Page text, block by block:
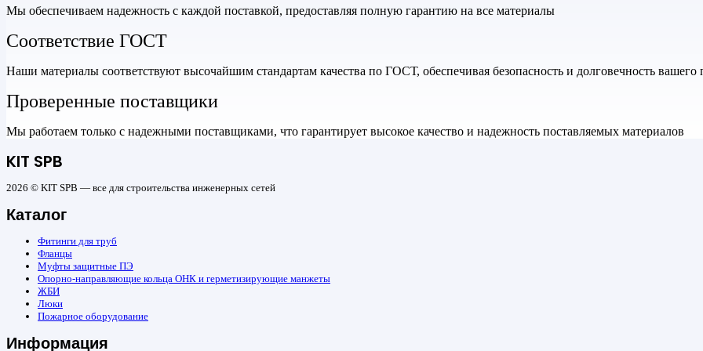
Мы обеспечиваем надежность с каждой поставкой, предоставляя полную гарантию на все материалы
Соответствие ГОСТ
Наши материалы соответствуют высочайшим стандартам качества по ГОСТ, обеспечивая безопасность и долговечность вашего
Проверенные поставщики
Мы работаем только с надежными поставщиками, что гарантирует высокое качество и надежность поставляемых материалов
KIT SPB
2026 © KIT SPB — все для строительства инженерных сетей
Каталог
Фитинги для труб
Фланцы
Муфты защитные ПЭ
Опорно-направляющие кольца ОНК и герметизирующие манжеты
ЖБИ
Люки
Пожарное оборудование
Информация